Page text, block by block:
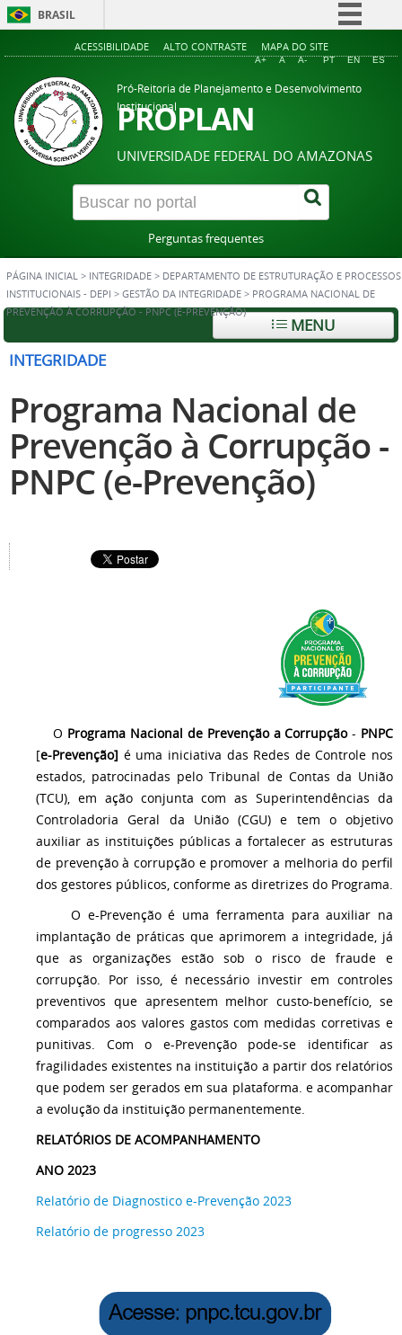
BRASIL
Simplifique!
Acesso à informação
Legislação
Canais
ACESSIBILIDADE ALTO CONTRASTE MAPA DO SITE
A+ A A- PT EN ES
Pró-Reitoria de Planejamento e Desenvolvimento
Institucional
PROPLAN
UNIVERSIDADE FEDERAL DO AMAZONAS
Perguntas frequentes
PÁGINA INICIAL > INTEGRIDADE > DEPARTAMENTO DE ESTRUTURAÇÃO E PROCESSOS
INSTITUCIONAIS - DEPI > GESTÃO DA INTEGRIDADE > PROGRAMA NACIONAL DE
PREVENÇÃO À CORRUPÇÃO - PNPC (E-PREVENÇÃO)
MENU
INTEGRIDADE
Programa Nacional de
Prevenção à Corrupção -
PNPC (e-Prevenção)
O Programa Nacional de Prevenção a Corrupção- PNPC
[e-Prevenção] é uma iniciativa das Redes de Controle nos
estados, patrocinadas pelo Tribunal de Contas da União
(TCU), em ação conjunta com as Superintendências da
Controladoria Geral da União (CGU) e tem o objetivo
auxiliar as instituições públicas a fortalecer as estruturas
de prevenção à corrupção e promover a melhoria do perfil
dos gestores públicos, conforme as diretrizes do Programa.
O e-Prevenção é uma ferramenta para auxiliar na
implantação de práticas que aprimorem a integridade, já
que as organizações estão sob o risco de fraude e
corrupção. Por isso, é necessário investir em controles
preventivos que apresentem melhor custo-benefício, se
comparados aos valores gastos com medidas corretivas e
punitivas. Com o e-Prevençãopode-se identificar as
fragilidades existentes na instituição a partir dos relatórios
que podem ser gerados em sua plataforma eacompanhar
a evolução da instituição permanentemente
RELATÓRIOS DE ACOMPANHAMENTO
ANO 2023
Relatório de Diagnostico e-Prevenção 2023
Relatório de progresso 2023